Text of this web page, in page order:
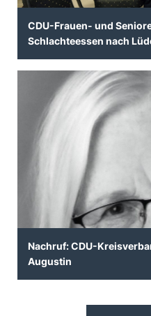
CDU-Frauen- und
Schlachteessen nach
Nachruf: CDU-
Augustin